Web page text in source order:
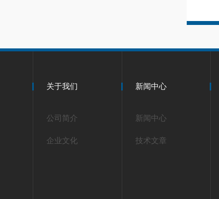
关于我们
公司简介
企业文化
新闻中心
新闻中心
技术文章